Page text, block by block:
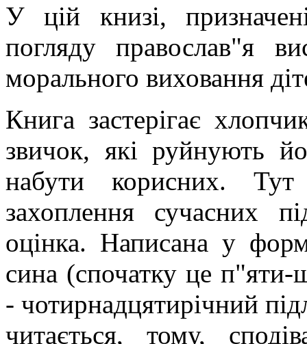
У цій книзі,
погляду православ"я
морального виховання
Книга застерігає
звичок, які руйнують
набути корисних. Тут
захоплення сучасних
оцінка. Написана у
сина (спочатку це п"яти-
- чотирнадцятирічний
читається, тому,